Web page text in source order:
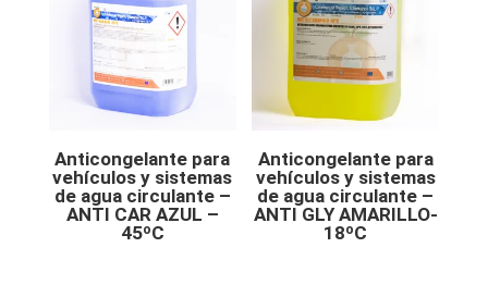
Anticongelante para
vehículos y sistemas
de agua circulante –
ANTI CAR AZUL –
45ºC
Anticongelante para
vehículos y sistemas
de agua circulante –
ANTI GLY AMARILLO-
18ºC